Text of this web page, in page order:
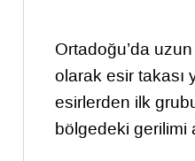
Ortadoğu’da
olarak esir takası
esirlerden ilk
bölgedeki gerilimi